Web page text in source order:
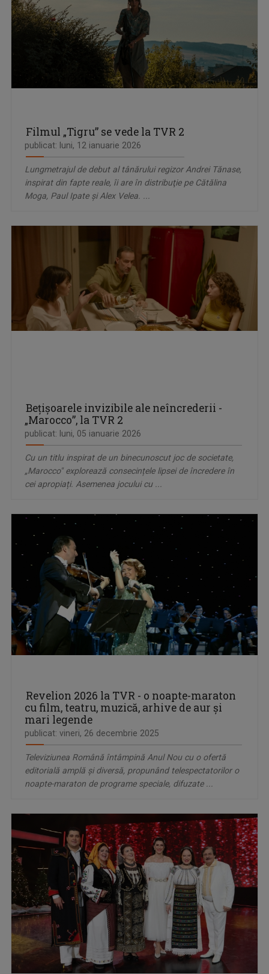
Filmul „Tigru” se vede la TVR 2
publicat: luni, 12 ianuarie 2026
Lungmetrajul de debut al tânărului regizor Andrei Tănase,
inspirat din fapte reale, îi are în distribuţie pe Cătălina
Moga, Paul Ipate şi Alex Velea. ...
Beţişoarele invizibile ale neîncrederii -
„Marocco”, la TVR 2
publicat: luni, 05 ianuarie 2026
Cu un titlu inspirat de un binecunoscut joc de societate,
„Marocco" explorează consecințele lipsei de încredere în
cei apropiați. Asemenea jocului cu ...
Revelion 2026 la TVR - o noapte-maraton
cu film, teatru, muzică, arhive de aur și
mari legende
publicat: vineri, 26 decembrie 2025
Televiziunea Română întâmpină Anul Nou cu o ofertă
editorială amplă și diversă, propunând telespectatorilor o
noapte-maraton de programe speciale, difuzate ...